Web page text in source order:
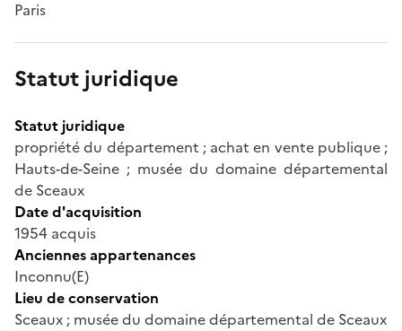
Paris
Statut juridique
Statut juridique
propriété du département ; achat en vente publique ;
Hauts-de-Seine ; musée du domaine départemental
de Sceaux
Date d'acquisition
1954 acquis
Anciennes appartenances
Inconnu(E)
Lieu de conservation
Sceaux ; musée du domaine départemental de Sceaux